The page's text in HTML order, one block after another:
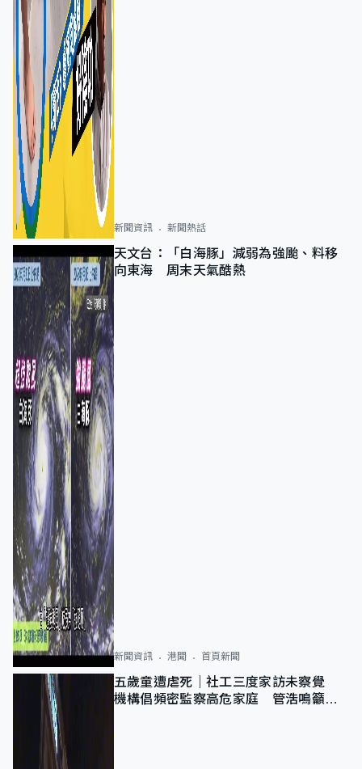
新聞資訊 新聞熱話
天文台：「白海豚」減弱為強颱、料移
向東海 周末天氣酷熱
新聞資訊 港聞 首頁新聞
五歲童遭虐死｜社工三度家訪未察覺
機構倡頻密監察高危家庭 管浩鳴籲加